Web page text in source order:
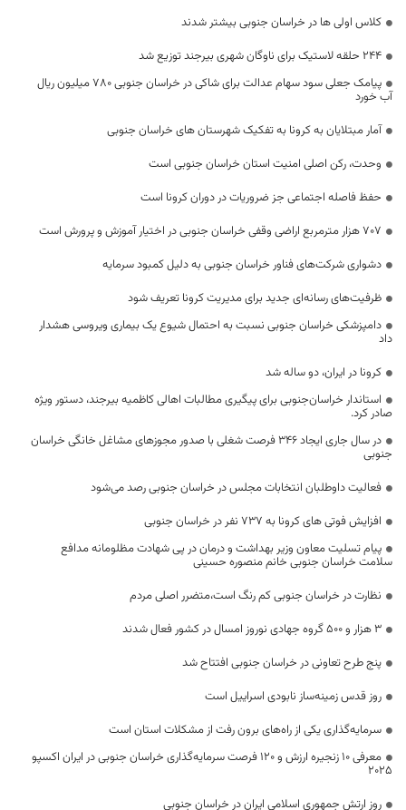
کلاس اولی ها در خراسان جنوبی بیشتر شدند
۲۴۴ حلقه لاستیک برای ناوگان شهری بیرجند توزیع شد
پیامک جعلی سود سهام عدالت برای شاکی در خراسان جنوبی ۷۸۰ میلیون ریال
آب‌ خورد
آمار مبتلایان به کرونا به تفکیک شهرستان های خراسان جنوبی
وحدت، رکن اصلی امنیت استان خراسان جنوبی است
حفظ فاصله اجتماعی جز ضروریات در دوران کرونا است
۷۰۷ هزار مترمربع اراضی وقفی خراسان جنوبی در اختیار آموزش و پرورش است
دشواری شرکت‌های فناور خراسان جنوبی به دلیل کمبود سرمایه
ظرفیت‌های رسانه‌ای جدید برای مدیریت کرونا تعریف شود
دامپزشکی خراسان جنوبی نسبت به احتمال شیوع یک بیماری ویروسی هشدار
داد
کرونا در ایران، دو ساله شد
استاندار خراسان‌جنوبی برای پیگیری مطالبات اهالی کاظمیه بیرجند، دستور ویژه
صادر کرد.
در سال جاری ایجاد ۳۴۶ فرصت شغلی با صدور مجوزهای مشاغل خانگی خراسان
جنوبی
فعالیت داوطلبان انتخابات مجلس در خراسان جنوبی رصد می‌شود
افزایش فوتی های کرونا به 737 نفر در خراسان جنوبی
پیام تسلیت معاون وزیر بهداشت و درمان در پی شهادت مظلومانه مدافع
سلامت خراسان جنوبی خانم منصوره حسینی
نظارت در خراسان جنوبی کم رنگ است،متضرر اصلی مردم
۳ هزار و ۵۰۰ گروه‌ جهادی نوروز امسال در کشور فعال شدند
پنج طرح تعاونی در خراسان جنوبی افتتاح شد
روز قدس زمینه‌ساز نابودی اسراییل است
سرمایه‌گذاری یکی از راه‌های برون رفت از مشکلات استان است
معرفی 10 زنجیره ارزش و 120 فرصت سرمایه‌گذاری خراسان جنوبی در ایران اکسپو
2025
روز ارتش جمهوری اسلامی ایران در خراسان جنوبی